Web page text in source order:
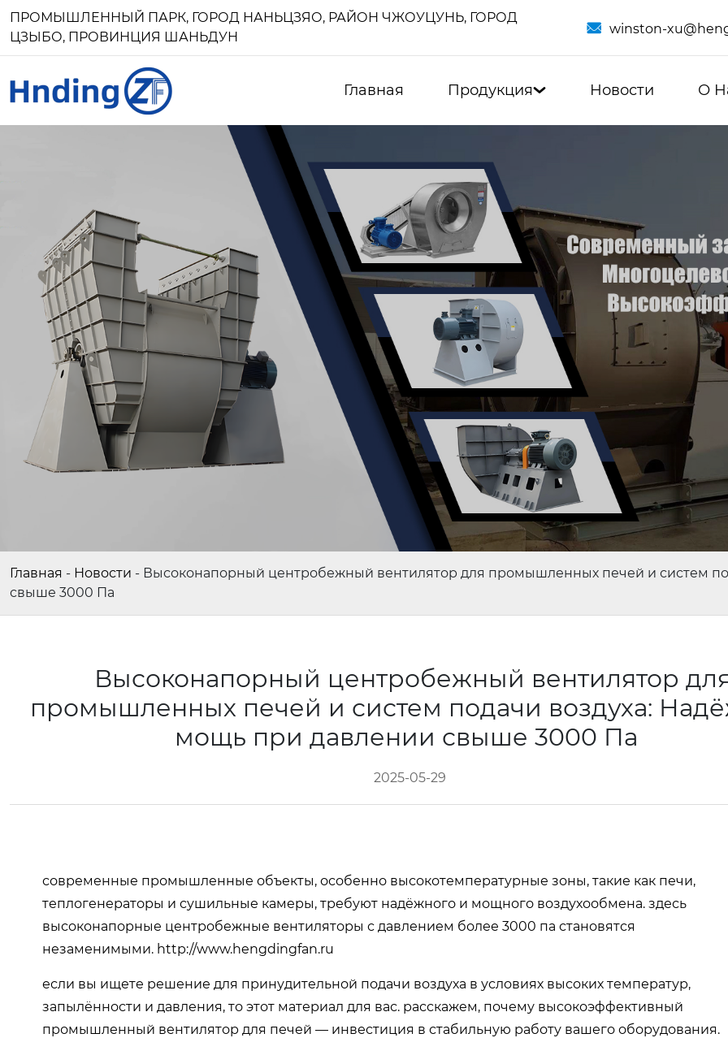
ПРОМЫШЛЕННЫЙ ПАРК, ГОРОД НАНЬЦЗЯО, РАЙОН ЧЖОУЦУНЬ, ГОРОД
ЦЗЫБО, ПРОВИНЦИЯ ШАНЬДУН
 winston-
Главная Продукция Новости О
Главная - Новости - Высоконапорный центробежный вентилятор для промышленных печей и систем
свыше 3000 Па
Высоконапорный центробежный вентилятор
промышленных печей и систем подачи воздуха:
мощь при давлении свыше 3000 Па
2025-05-29
современные промышленные объекты, особенно высокотемпературные зоны, такие как печи,
теплогенераторы и сушильные камеры, требуют надёжного и мощного воздухообмена. здесь
высоконапорные центробежные вентиляторы с давлением более 3000 па становятся
незаменимыми. http://www.hengdingfan.ru
если вы ищете решение для принудительной подачи воздуха в условиях высоких температур,
запылённости и давления, то этот материал для вас. расскажем, почему высокоэффективный
промышленный вентилятор для печей — инвестиция в стабильную работу вашего оборудования.